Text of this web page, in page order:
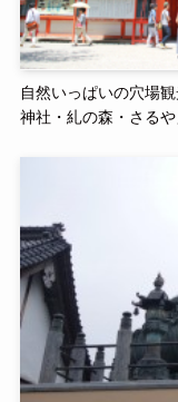
自然いっぱいの穴場
神社・糺の森・さる